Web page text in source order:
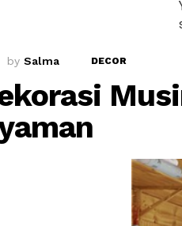
by Salma DECOR